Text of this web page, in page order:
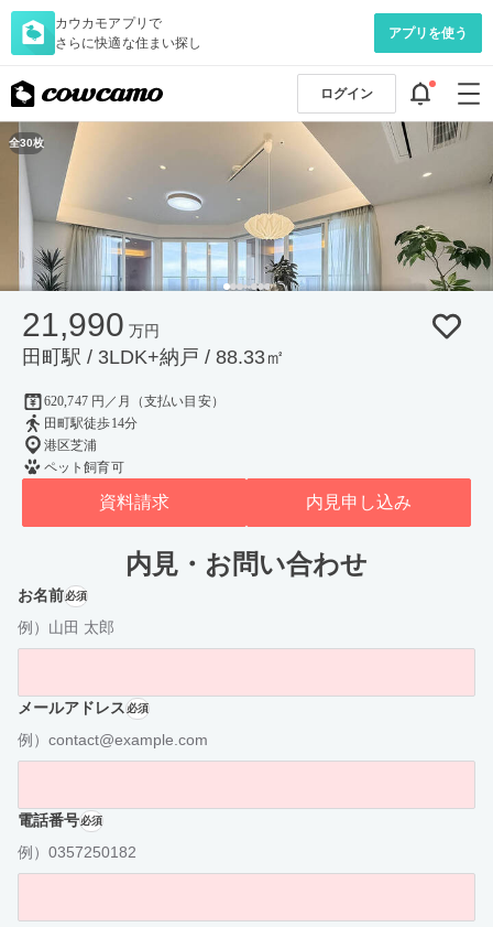
カウカモアプリで
さらに快適な住まい探し
アプリを使う
ログイン
全30枚
21,990 万円
田町駅 / 3LDK+納戸 / 88.33㎡
620,747 円／月（支払い目安）
田町駅徒歩14分
港区芝浦
ペット飼育可
資料請求 内見申し込み
内見・お問い合わせ
お名前必須
例）山田 太郎
メールアドレス必須
例）contact@example.com
電話番号必須
例）0357250182